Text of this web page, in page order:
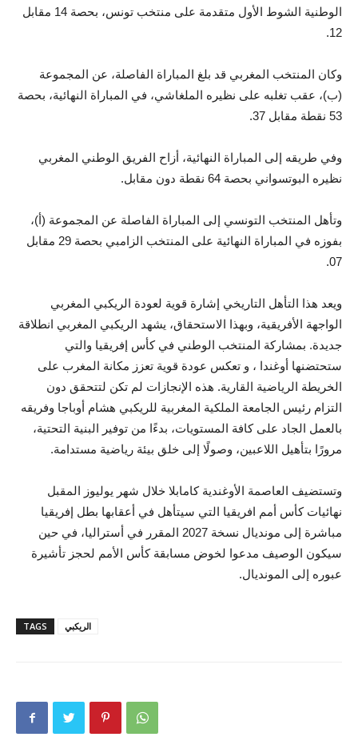
الوطنية الشوط الأول متقدمة على منتخب تونس، بحصة 14 مقابل
12.
وكان المنتخب المغربي قد بلغ المباراة الفاصلة، عن المجموعة
(ب)، عقب تغلبه على نظيره الملغاشي، في المباراة النهائية، بحصة
53 نقطة مقابل 37.
وفي طريقه إلى المباراة النهائية، أزاح الفريق الوطني المغربي
نظيره البوتسواني بحصة 64 نقطة دون مقابل.
وتأهل المنتخب التونسي إلى المباراة الفاصلة عن المجموعة (أ)،
بفوزه في المباراة النهائية على المنتخب الزامبي بحصة 29 مقابل
07.
ويعد هذا التأهل التاريخي إشارة قوية لعودة الريكبي المغربي
الواجهة الأفريقية، وبهذا الاستحقاق، يشهد الريكبي المغربي انطلاقة
جديدة. بمشاركة المنتخب الوطني في كأس إفريقيا والتي
ستحتضنها أوغندا ، و تعكس عودة قوية تعزز مكانة المغرب على
الخريطة الرياضية القارية. هذه الإنجازات لم تكن لتتحقق دون
التزام رئيس الجامعة الملكية المغربية للريكبي هشام أوباجا وفريقه
بالعمل الجاد على كافة المستويات، بدءًا من توفير البنية التحتية،
مرورًا بتأهيل اللاعبين، وصولًا إلى خلق بيئة رياضية مستدامة.
وتستضيف العاصمة الأوغندية كامابلا خلال شهر يوليوز المقبل
نهائيات كأس أمم افريقيا التي سيتأهل في أعقابها بطل إفريقيا
مباشرة إلى مونديال نسخة 2027 المقرر في أستراليا، في حين
سيكون الوصيف مدعوا لخوض مسابقة كأس الأمم لحجز تأشيرة
عبوره إلى المونديال.
TAGS الريكبي